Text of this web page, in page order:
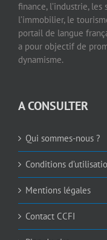
finance, l’industrie, les
l’immobilier, le
portail de langue
a pour objectif de
dynamisme.
A CONSULTER
Qui sommes-nous ?
Conditions
Mentions légales
Contact CCFI